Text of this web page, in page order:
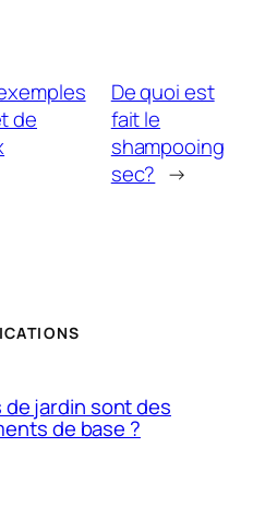
de
De quoi est
fait le
shampooing
sec? →
de jardin sont des
de base ?